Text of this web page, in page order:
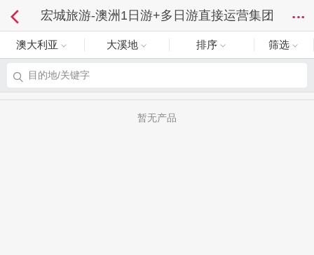
宏城旅游-澳洲1日游+多日游直接运营集团
澳大利亚 大溪地 排序 筛选
目的地/关键字
暂无产品